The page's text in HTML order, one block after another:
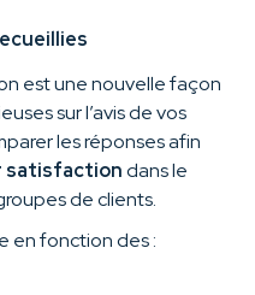
est une nouvelle façon
sur l’avis de vos
les réponses afin
satisfactiondans le
de clients.
en fonction des :